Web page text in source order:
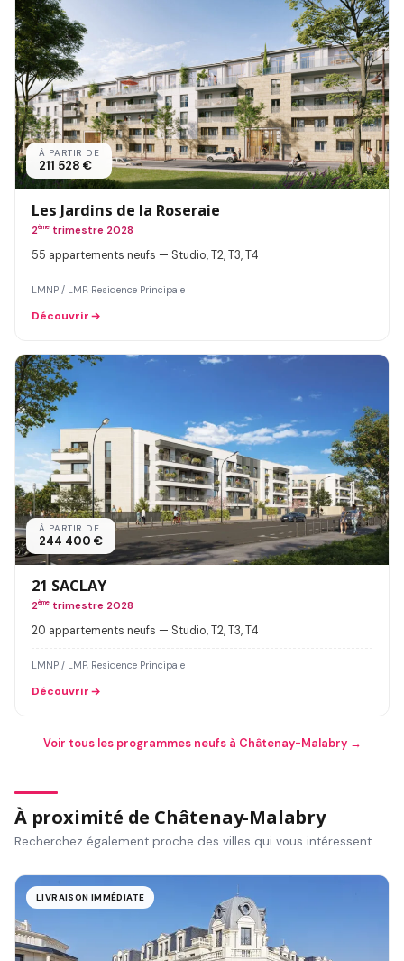
À PARTIR DE
211 528 €
Les Jardins de la Roseraie
2ème trimestre 2028
55 appartements neufs — Studio, T2, T3, T4
LMNP / LMP, Residence Principale
Découvrir
À PARTIR DE
244 400 €
21 SACLAY
2ème trimestre 2028
20 appartements neufs — Studio, T2, T3, T4
LMNP / LMP, Residence Principale
Découvrir
Voir tous les programmes neufs à Châtenay-Malabry →
À proximité de Châtenay-Malabry
Recherchez également proche des villes qui vous intéressent
LIVRAISON IMMÉDIATE